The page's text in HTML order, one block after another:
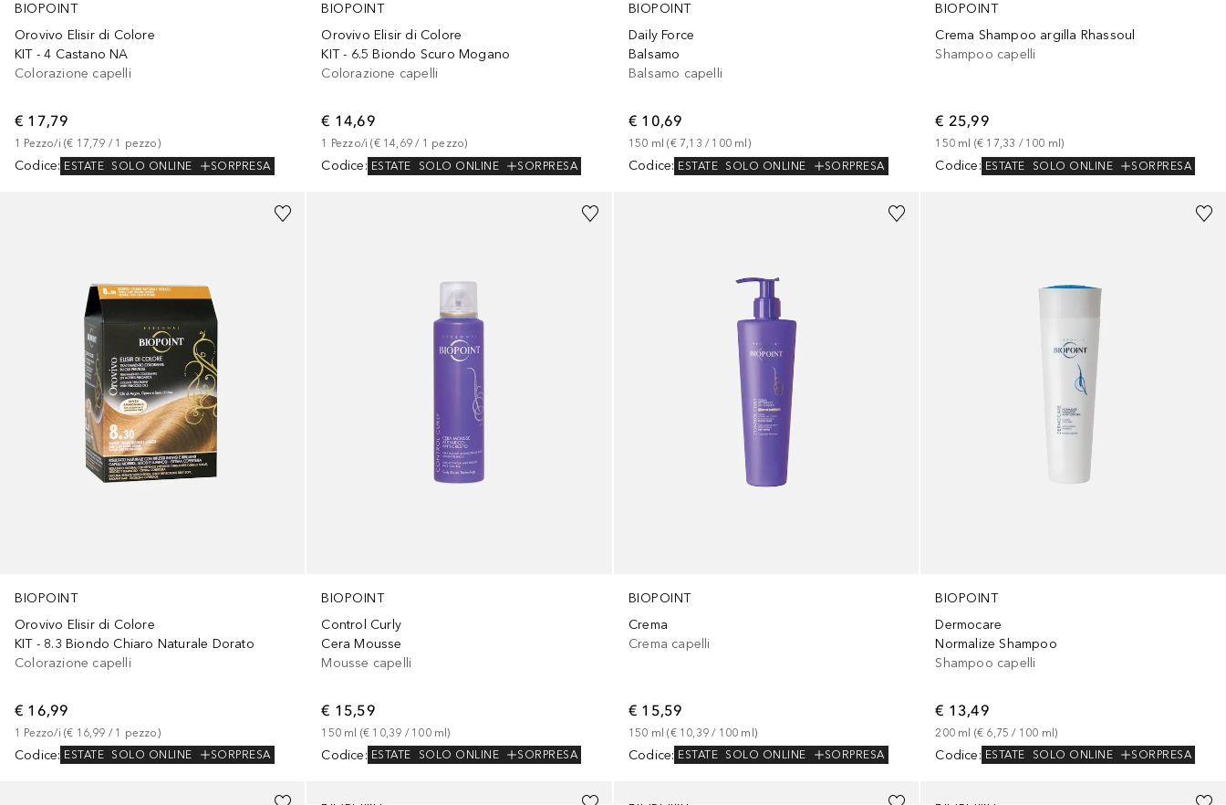
BIOPOINT
Orovivo Elisir di Colore
KIT - 4 Castano NA
Colorazione capelli
€ 17,79
1 Pezzo/i (€ 17,79 / 1 pezzo)
Codice: ESTATE SOLO ONLINE SORPRESA
BIOPOINT
Orovivo Elisir di Colore
KIT - 6.5 Biondo Scuro Mogano
Colorazione capelli
€ 14,69
1 Pezzo/i (€ 14,69 / 1 pezzo)
Codice: ESTATE SOLO ONLINE SORPRESA
BIOPOINT
Daily Force
Balsamo
Balsamo capelli
€ 10,69
150 ml (€ 7,13 / 100 ml )
Codice: ESTATE SOLO ONLINE SORPRESA
BIOPOINT
Crema Shampoo argilla Rhassoul
Shampoo capelli
€ 25,99
150 ml (€ 17,33 / 100 ml)
Codice: ESTATE SOLO ONLINE SORPRESA
BIOPOINT
Orovivo Elisir di Colore
KIT - 8.3 Biondo Chiaro Naturale Dorato
Colorazione capelli
€ 16,99
1 Pezzo/i (€ 16,99 / 1 pezzo)
Codice: ESTATE SOLO ONLINE SORPRESA
BIOPOINT
Control Curly
Cera Mousse
Mousse capelli
€ 15,59
150 ml (€ 10,39 / 100 ml)
Codice: ESTATE SOLO ONLINE SORPRESA
BIOPOINT
Crema
Crema capelli
€ 15,59
150 ml (€ 10,39 / 100 ml)
Codice: ESTATE SOLO ONLINE SORPRESA
BIOPOINT
Dermocare
Normalize Shampoo
Shampoo capelli
€ 13,49
200 ml (€ 6,75 / 100 ml)
Codice: ESTATE SOLO ONLINE SORPRESA